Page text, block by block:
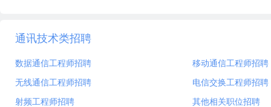
通讯技术类招聘
数据通信工程师招聘 移动通信工程师招聘
无线通信工程师招聘 电信交换工程师招聘
射频工程师招聘 其他相关职位招聘